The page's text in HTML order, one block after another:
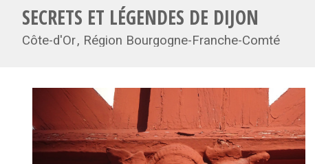
SECRETS ET LÉGENDES DE DIJON
Côte-d'Or Région Bourgogne-Franche-Comté